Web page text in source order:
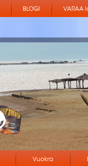
BLOGI VARAA
Vuokra